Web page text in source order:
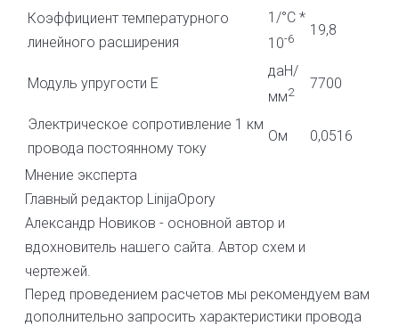
Коэффициент температурного
линейного расширения
1/°С *
10-6
19,8
Модуль упругости E
даН/
мм2
7700
Электрическое сопротивление 1 км
провода постоянному току
Ом 0,0516
Мнение эксперта
Главный редактор LinijaOpory
Александр Новиков - основной автор и
вдохновитель нашего сайта. Автор схем и
чертежей.
Перед проведением расчетов мы рекомендуем вам
дополнительно запросить характеристики провода